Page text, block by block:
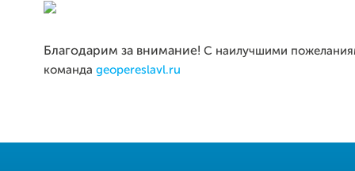
Благодарим за внимание! С наилучшими
команда geopereslavl.ru